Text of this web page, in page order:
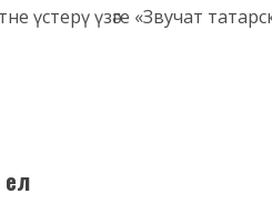
үстерү үзәге «Звучат
ел